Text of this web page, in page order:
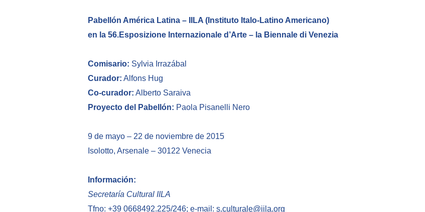
Pabellón América Latina – IILA (Instituto Italo-Latino Americano)
en la 56.Esposizione Internazionale d’Arte – la Biennale di Venezia
Comisario: Sylvia Irrazábal
Curador: Alfons Hug
Co-curador: Alberto Saraiva
Proyecto del Pabellón: Paola Pisanelli Nero
9 de mayo – 22 de noviembre de 2015
Isolotto, Arsenale – 30122 Venecia
Información:
Secretaría Cultural IILA
Tfno: +39 0668492.225/246; e-mail: s.culturale@iila.org